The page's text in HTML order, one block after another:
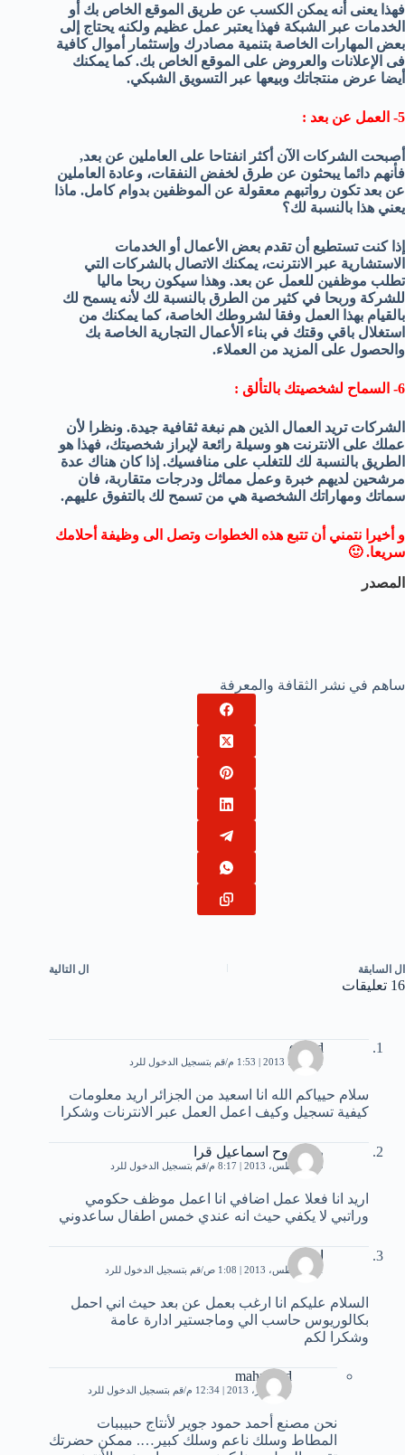
فهذا يعنى أنه يمكن الكسب عن طريق الموقع الخاص بك أو
الخدمات عبر الشبكة فهذا يعتبر عمل عظيم ولكنه يحتاج إلى
بعض المهارات الخاصة بتنمية مصادرك وإستثمار أموال كافية
فى الإعلانات والعروض على الموقع الخاص بك. كما يمكنك
أيضا عرض منتجاتك وبيعها عبر التسويق الشبكي.
5- العمل عن بعد :
أصبحت الشركات الآن أكثر انفتاحا على العاملين عن بعد,
فأنهم دائما يبحثون عن طرق لخفض النفقات، وعادة العاملين
عن بعد تكون رواتبهم معقولة عن الموظفين بدوام كامل. ماذا
يعني هذا بالنسبة لك؟
إذا كنت تستطيع أن تقدم بعض الأعمال أو الخدمات
الاستشارية عبر الانترنت، يمكنك الاتصال بالشركات التي
تطلب موظفين للعمل عن بعد. وهذا سيكون ربحا ماليا
للشركة وربحا في كثير من الطرق بالنسبة لك لأنه يسمح لك
بالقيام بهذا العمل وفقا لشروطك الخاصة، كما يمكنك من
استغلال باقي وقتك في بناء الأعمال التجارية الخاصة بك
والحصول على المزيد من العملاء.
6- السماح لشخصيتك بالتألق :
الشركات تريد العمال الذين هم نبغة ثقافية جيدة. ونظرا لأن
عملك على الانترنت هو وسيلة رائعة لإبراز شخصيتك، فهذا هو
الطريق بالنسبة لك للتغلب على منافسيك. إذا كان هناك عدة
مرشحين لديهم خبرة وعمل مماثل ودرجات متقاربة، فان
سماتك ومهاراتك الشخصية هي من تسمح لك بالتفوق عليهم.
و أخيرا نتمني أن تتبع هذه الخطوات وتصل الى وظيفة أحلامك
سريعا. 🙂
المصدر
ساهم في نشر الثقافة والمعرفة
ال السابقة ال التالية
16 تعليقات
essaid
11 يونيو، 2013 | 1:53 م قم بتسجيل الدخول للرد
سلام حيياكم الله انا اسعيد من الجزائر اريد معلومات
كيفية تسجيل وكيف اعمل العمل عبر الانترنات وشكرا
رنا مروح اسماعيل قرا
29 أغسطس، 2013 | 8:17 م قم بتسجيل الدخول للرد
اريد انا فعلا عمل اضافي انا اعمل موظف حكومي
وراتبي لا يكفي حيث انه عندي خمس اطفال ساعدوني
اماني
31 أغسطس، 2013 | 1:08 ص قم بتسجيل الدخول للرد
السلام عليكم انا ارغب بعمل عن بعد حيث اني احمل
بكالوريوس حاسب الي وماجستير ادارة عامة
وشكرا لكم
mahmood
10 أكتوبر، 2013 | 12:34 م قم بتسجيل الدخول للرد
نحن مصنع أحمد حمود جوير لأنتاج حبيببات
المطاط وسلك ناعم وسلك كبير…. ممكن حضرتك